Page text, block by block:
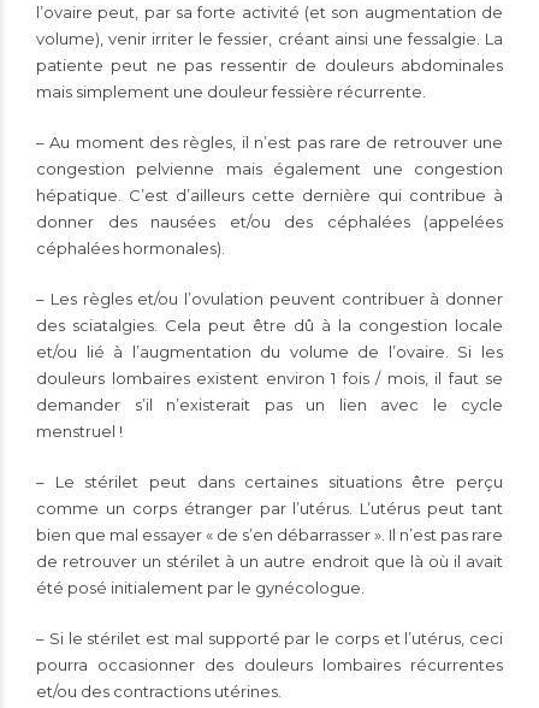
l’ovaire peut, par sa forte activité (et son augmentation de
volume), venir irriter le fessier, créant ainsi une fessalgie. La
patiente peut ne pas ressentir de douleurs abdominales
mais simplement une douleur fessière récurrente.
– Au moment des règles, il n’est pas rare de retrouver une
congestion pelvienne mais également une congestion
hépatique. C’est d’ailleurs cette dernière qui contribue à
donner des nausées et/ou des céphalées (appelées
céphalées hormonales).
– Les règles et/ou l’ovulation peuvent contribuer à donner
des sciatalgies. Cela peut être dû à la congestion locale
et/ou lié à l’augmentation du volume de l’ovaire. Si les
douleurs lombaires existent environ 1 fois / mois, il faut se
demander s’il n’existerait pas un lien avec le cycle
menstruel !
– Le stérilet peut dans certaines situations être perçu
comme un corps étranger par l’utérus. L’utérus peut tant
bien que mal essayer « de s’en débarrasser ». Il n’est pas rare
de retrouver un stérilet à un autre endroit que là où il avait
été posé initialement par le gynécologue.
– Si le stérilet est mal supporté par le corps et l’utérus, ceci
pourra occasionner des douleurs lombaires récurrentes
et/ou des contractions utérines.